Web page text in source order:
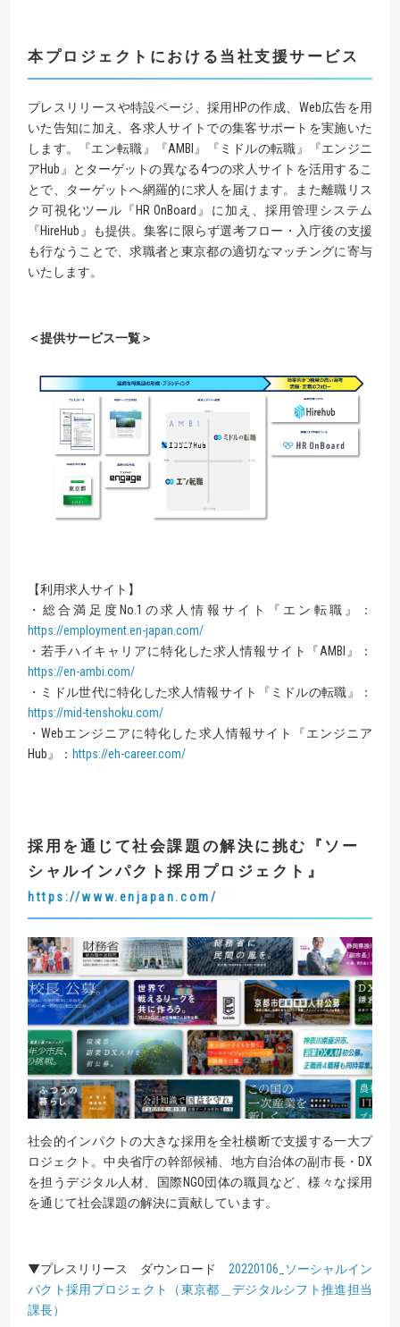
本プロジェクトにおける当社支援サービス
プレスリリースや特設ページ、採用HPの作成、Web広告を用
いた告知に加え、各求人サイトでの集客サポートを実施いた
します。『エン転職』『AMBI』『ミドルの転職』『エンジニ
アHub』とターゲットの異なる4つの求人サイトを活用するこ
とで、ターゲットへ網羅的に求人を届けます。また離職リス
ク可視化ツール『HR OnBoard』に加え、採用管理システム
『HireHub』も提供。集客に限らず選考フロー・入庁後の支援
も行なうことで、求職者と東京都の適切なマッチングに寄与
いたします。
＜提供サービス一覧＞
【利用求人サイト】
・総合満足度No.1の求人情報サイト『エン転職』：
https://employment.en-japan.com/
・若手ハイキャリアに特化した求人情報サイト『AMBI』：
https://en-ambi.com/
・ミドル世代に特化した求人情報サイト『ミドルの転職』：
https://mid-tenshoku.com/
・Webエンジニアに特化した求人情報サイト『エンジニア
Hub』： https://eh-career.com/
採用を通じて社会課題の解決に挑む 『 ソー
シャルインパクト採用プロジェクト 』
https://www.enjapan.com/
社会的インパクトの大きな採用を全社横断で支援する一大プ
ロジェクト。中央省庁の幹部候補、地方自治体の副市長・DX
を担うデジタル人材、国際NGO団体の職員など、様々な採用
を通じて社会課題の解決に貢献しています。
▼プレスリリース ダウンロード 20220106_ソーシャルイン
パクト採用プロジェクト（東京都＿デジタルシフト推進担当
課長）